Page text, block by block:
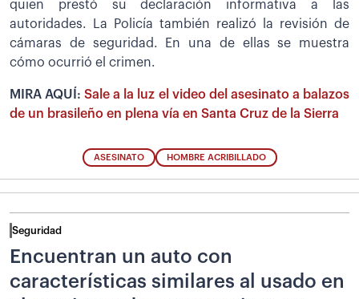
quien prestó su declaración informativa a las
autoridades. La Policía también realizó la revisión de
cámaras de seguridad. En una de ellas se muestra
cómo ocurrió el crimen.
MIRA AQUÍ:Sale a la luz el video del asesinato a balazos
de un brasileño en plena vía en Santa Cruz de la Sierra
ASESINATO HOMBRE ACRIBILLADO
Seguridad
Encuentran un auto con
características similares al usado en